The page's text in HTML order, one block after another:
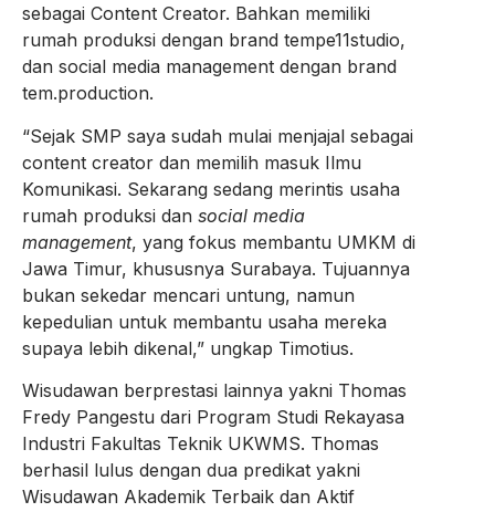
sebagai Content Creator. Bahkan memiliki
rumah produksi dengan brand tempe11studio,
dan social media management dengan brand
tem.production.
“Sejak SMP saya sudah mulai menjajal sebagai
content creator dan memilih masuk Ilmu
Komunikasi. Sekarang sedang merintis usaha
rumah produksi dan social media
management, yang fokus membantu UMKM di
Jawa Timur, khususnya Surabaya. Tujuannya
bukan sekedar mencari untung, namun
kepedulian untuk membantu usaha mereka
supaya lebih dikenal,” ungkap Timotius.
Wisudawan berprestasi lainnya yakni Thomas
Fredy Pangestu dari Program Studi Rekayasa
Industri Fakultas Teknik UKWMS. Thomas
berhasil lulus dengan dua predikat yakni
Wisudawan Akademik Terbaik dan Aktif